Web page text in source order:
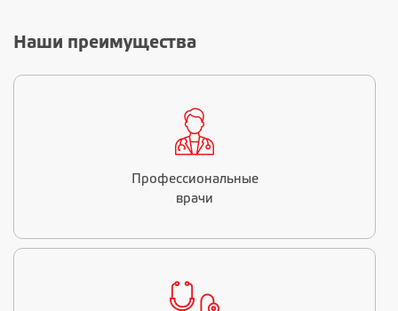
Наши преимущества
Профессиональные
врачи